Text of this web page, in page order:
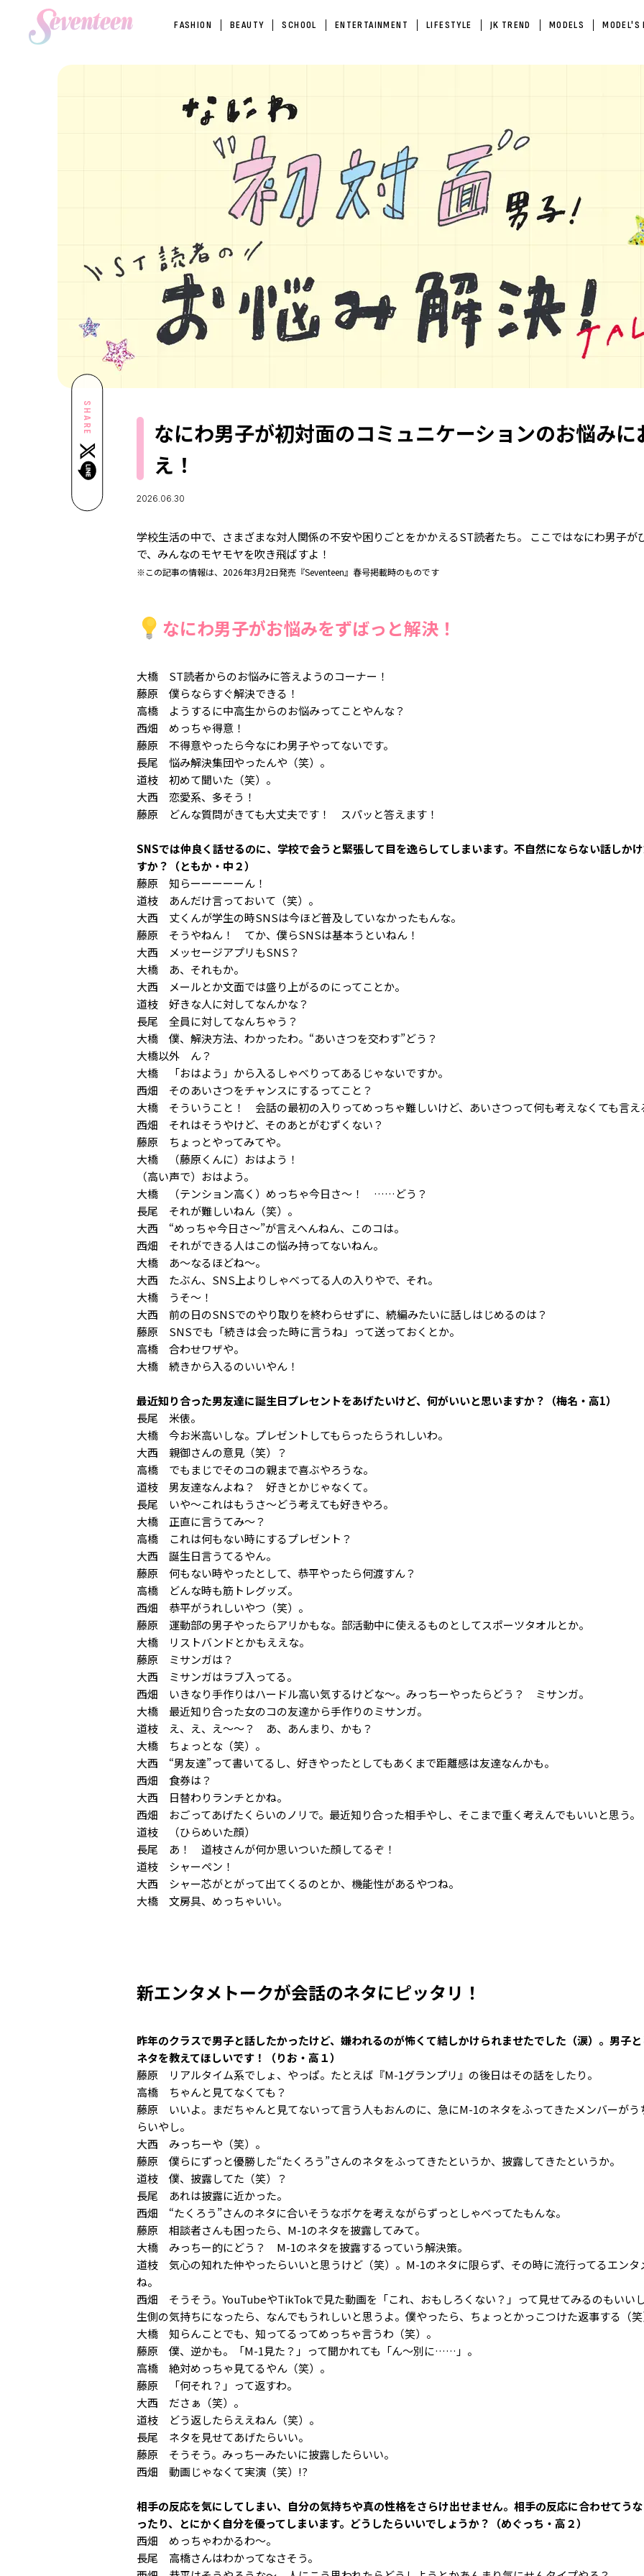
FASHION BEAUTY SCHOOL ENTERTAINMENT LIFESTYLE JK TREND MODELS MODEL'S
SHARE
なにわ男子が初対面のコミュニケーションのお悩みに
え！
2026.06.30
学校生活の中で、さまざまな対人関係の不安や困りごとをかかえるST読者たち。 ここではなにわ男子が
で、みんなのモヤモヤを吹き飛ばすよ！
※この記事の情報は、2026年3月2日発売『Seventeen』春号掲載時のものです
なにわ男子がお悩みをずばっと解決！
大橋 ST読者からのお悩みに答えようのコーナー！
藤原 僕らならすぐ解決できる！
高橋 ようするに中高生からのお悩みってことやんな？
西畑 めっちゃ得意！
藤原 不得意やったら今なにわ男子やってないです。
長尾 悩み解決集団やったんや（笑）。
道枝 初めて聞いた（笑）。
大西 恋愛系、多そう！
藤原 どんな質問がきても大丈夫です！ スパッと答えます！
SNSでは仲良く話せるのに、学校で会うと緊張して目を逸らしてしまいます。不自然にならない話しか
すか？（ともか・中２）
藤原 知らーーーーーん！
道枝 あんだけ言っておいて（笑）。
大西 丈くんが学生の時SNSは今ほど普及していなかったもんな。
藤原 そうやねん！ てか、僕らSNSは基本うといねん！
大西 メッセージアプリもSNS？
大橋 あ、それもか。
大西 メールとか文面では盛り上がるのにってことか。
道枝 好きな人に対してなんかな？
長尾 全員に対してなんちゃう？
大橋 僕、解決方法、わかったわ。“あいさつを交わす”どう？
大橋以外 ん？
大橋 「おはよう」から入るしゃべりってあるじゃないですか。
西畑 そのあいさつをチャンスにするってこと？
大橋 そういうこと！ 会話の最初の入りってめっちゃ難しいけど、あいさつって何も考えなくても言え
西畑 それはそうやけど、そのあとがむずくない？
藤原 ちょっとやってみてや。
大橋 （藤原くんに）おはよう！
（高い声で）おはよう。
大橋 （テンション高く）めっちゃ今日さ〜！ ……どう？
長尾 それが難しいねん（笑）。
大西 “めっちゃ今日さ〜”が言えへんねん、このコは。
西畑 それができる人はこの悩み持ってないねん。
大橋 あ〜なるほどね〜。
大西 たぶん、SNS上よりしゃべってる人の入りやで、それ。
大橋 うそ〜！
大西 前の日のSNSでのやり取りを終わらせずに、続編みたいに話しはじめるのは？
藤原 SNSでも「続きは会った時に言うね」って送っておくとか。
高橋 合わせワザや。
大橋 続きから入るのいいやん！
最近知り合った男友達に誕生日プレセントをあげたいけど、何がいいと思いますか？（梅名・高1）
長尾 米俵。
大橋 今お米高いしな。プレゼントしてもらったらうれしいわ。
大西 親御さんの意見（笑）？
高橋 でもまじでそのコの親まで喜ぶやろうな。
道枝 男友達なんよね？ 好きとかじゃなくて。
長尾 いや〜これはもうさ〜どう考えても好きやろ。
大橋 正直に言うてみ〜？
高橋 これは何もない時にするプレゼント？
大西 誕生日言うてるやん。
藤原 何もない時やったとして、恭平やったら何渡すん？
高橋 どんな時も筋トレグッズ。
西畑 恭平がうれしいやつ（笑）。
藤原 運動部の男子やったらアリかもな。部活動中に使えるものとしてスポーツタオルとか。
大橋 リストバンドとかもええな。
藤原 ミサンガは？
大西 ミサンガはラブ入ってる。
西畑 いきなり手作りはハードル高い気するけどな〜。みっちーやったらどう？ ミサンガ。
大橋 最近知り合った女のコの友達から手作りのミサンガ。
道枝 え、え、え〜〜？ あ、あんまり、かも？
大橋 ちょっとな（笑）。
大西 “男友達”って書いてるし、好きやったとしてもあくまで距離感は友達なんかも。
西畑 食券は？
大西 日替わりランチとかね。
西畑 おごってあげたくらいのノリで。最近知り合った相手やし、そこまで重く考えんでもいいと思う。
道枝 （ひらめいた顔）
長尾 あ！ 道枝さんが何か思いついた顔してるぞ！
道枝 シャーペン！
大西 シャー芯がとがって出てくるのとか、機能性があるやつね。
大橋 文房具、めっちゃいい。
新エンタメトークが会話のネタにピッタリ！
昨年のクラスで男子と話したかったけど、嫌われるのが怖くて結しかけられませたでした（涙）。男子
ネタを教えてほしいです！（りお・高１）
藤原 リアルタイム系でしょ、やっぱ。たとえば『M-1グランプリ』の後日はその話をしたり。
高橋 ちゃんと見てなくても？
藤原 いいよ。まだちゃんと見てないって言う人もおんのに、急にM-1のネタをふってきたメンバーがう
らいやし。
大西 みっちーや（笑）。
藤原 僕らにずっと優勝した“たくろう”さんのネタをふってきたというか、披露してきたというか。
道枝 僕、披露してた（笑）？
長尾 あれは披露に近かった。
西畑 “たくろう”さんのネタに合いそうなボケを考えながらずっとしゃべってたもんな。
藤原 相談者さんも困ったら、M-1のネタを披露してみて。
大橋 みっちー的にどう？ M-1のネタを披露するっていう解決策。
道枝 気心の知れた仲やったらいいと思うけど（笑）。M-1のネタに限らず、その時に流行ってるエンタ
ね。
西畑 そうそう。YouTubeやTikTokで見た動画を「これ、おもしろくない？」って見せてみるのもいい
生側の気持ちになったら、なんでもうれしいと思うよ。僕やったら、ちょっとかっこつけた返事する（
大橋 知らんことでも、知ってるってめっちゃ言うわ（笑）。
藤原 僕、逆かも。「M-1見た？」って聞かれても「ん〜別に……」。
高橋 絶対めっちゃ見てるやん（笑）。
藤原 「何それ？」って返すわ。
大西 ださぁ（笑）。
道枝 どう返したらええねん（笑）。
長尾 ネタを見せてあげたらいい。
藤原 そうそう。みっちーみたいに披露したらいい。
西畑 動画じゃなくて実演（笑）!?
相手の反応を気にしてしまい、自分の気持ちや真の性格をさらけ出せません。相手の反応に合わせてう
ったり、とにかく自分を優ってしまいます。どうしたらいいでしょうか？（めぐっち・高２）
西畑 めっちゃわかるわ〜。
長尾 高橋さんはわかってなさそう。